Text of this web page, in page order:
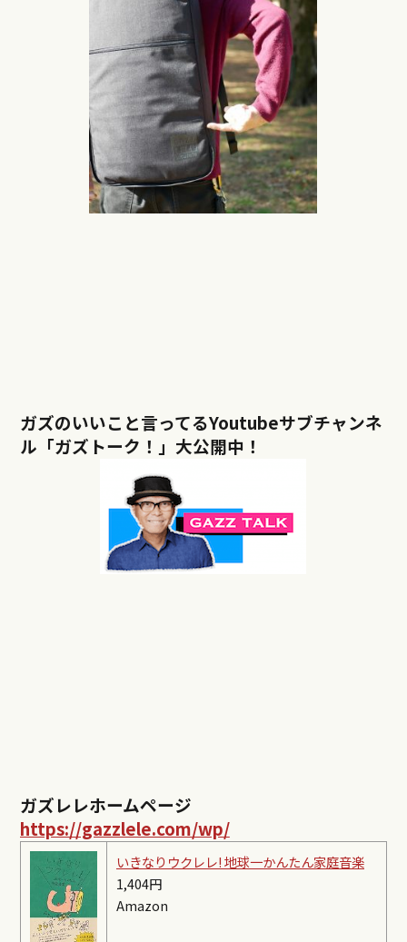
ガズのいいこと言ってるYoutubeサブチャンネ
ル「ガズトーク！」大公開中！
ガズレレホームページ
https://gazzlele.com/wp/
いきなりウクレレ! 地球一かんたん家庭音楽
1,404円
Amazon